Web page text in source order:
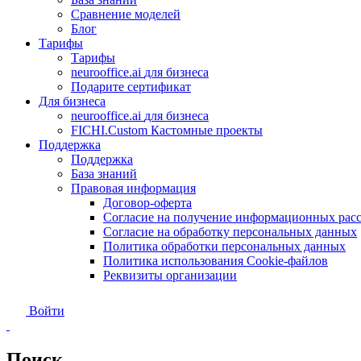
Сравнение моделей
Блог
Тарифы
Тарифы
neurooffice.ai для бизнеса
Подарите сертификат
Для бизнеса
neurooffice.ai для бизнеса
FICHI.Custom Кастомные проекты
Поддержка
Поддержка
База знаний
Правовая информация
Договор-оферта
Согласие на получение информационных
Согласие на обработку персональных данных
Политика обработки персональных данных
Политика использования Сookie-файлов
Реквизиты организации
Войти